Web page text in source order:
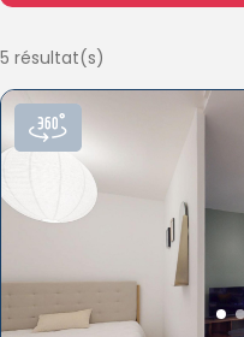
5 résultat(s)